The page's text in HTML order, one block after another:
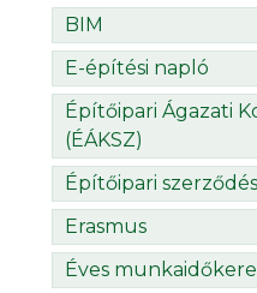
BIM
E-építési napló
Építőipari Ágazati
(ÉÁKSZ)
Építőipari
Erasmus
Éves